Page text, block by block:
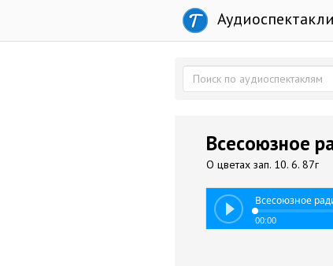
Всесоюзное
О цветах зап. 10. 6. 87г
Всесоюзное
00:00